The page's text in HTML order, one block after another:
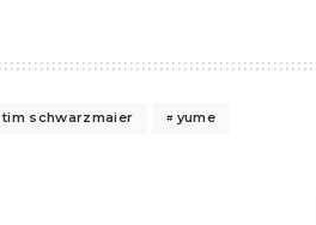
tim schwarzmaier yume